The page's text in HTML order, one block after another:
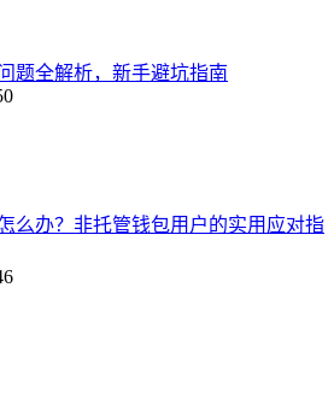
题全解析，新手避坑指南
么办？非托管钱包用户的实用应对指